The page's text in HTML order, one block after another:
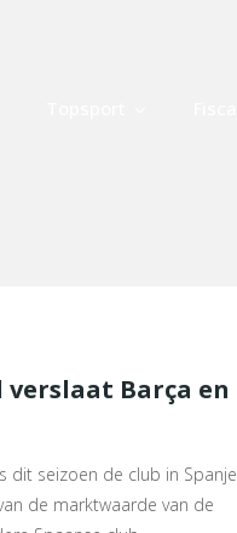
Barça en
dit seizoen de club in Spanje
de marktwaarde van de